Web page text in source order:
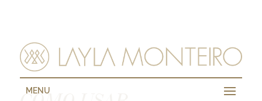
MENU